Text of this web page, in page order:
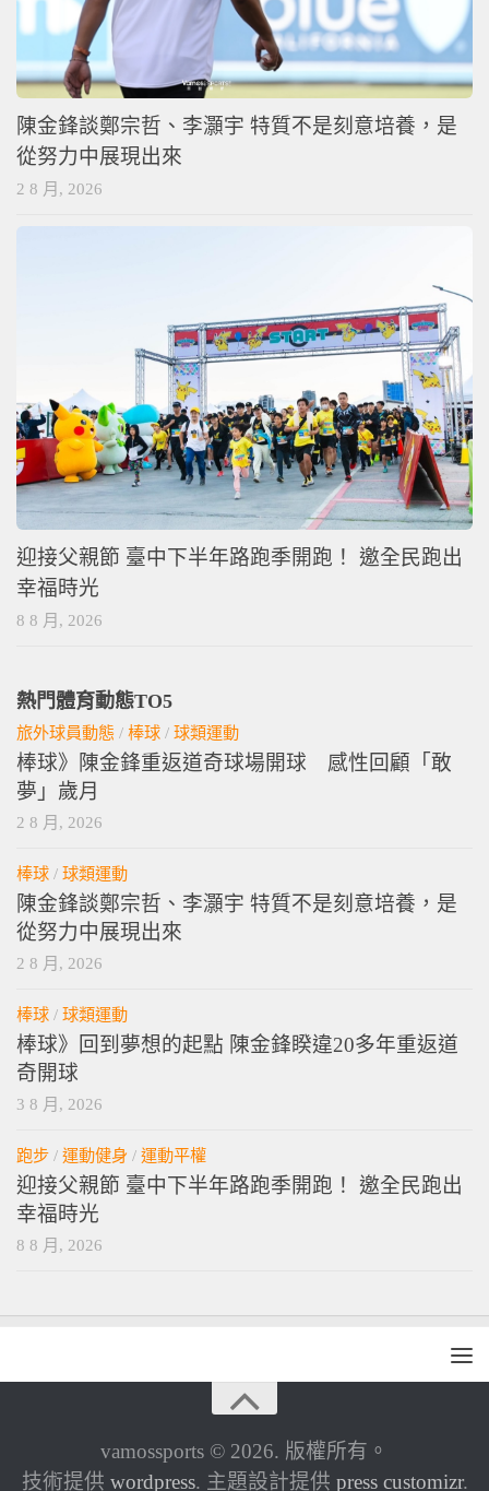
陳金鋒談鄭宗哲、李灝宇 特質不是刻意培養，是
從努力中展現出來
2 8 月, 2026
迎接父親節 臺中下半年路跑季開跑！ 邀全民跑出
幸福時光
8 8 月, 2026
熱門體育動態TO5
旅外球員動態 / 棒球 / 球類運動
棒球》陳金鋒重返道奇球場開球 感性回顧「敢
夢」歲月
2 8 月, 2026
棒球 / 球類運動
陳金鋒談鄭宗哲、李灝宇 特質不是刻意培養，是
從努力中展現出來
2 8 月, 2026
棒球 / 球類運動
棒球》回到夢想的起點 陳金鋒睽違20多年重返道
奇開球
3 8 月, 2026
跑步 / 運動健身 / 運動平權
迎接父親節 臺中下半年路跑季開跑！ 邀全民跑出
幸福時光
8 8 月, 2026
vamossports © 2026. 版權所有。
技術提供 wordpress. 主題設計提供 press customizr.